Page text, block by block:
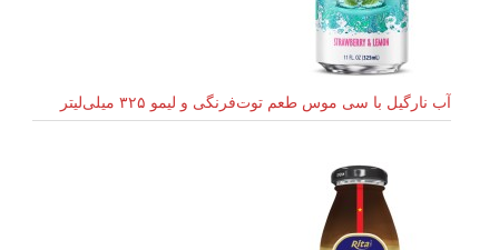
آب نارگیل با سی موس طعم توت‌فرنگی و لیمو ۳۲۵ میلی‌لیتر